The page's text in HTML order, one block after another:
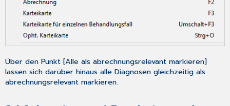
bei
Verwendung
der
Update-
Für
alle
Installationsarten:
Über den Punkt [Alle als abrechnungsrelevant markieren]
lassen sich darüber hinaus alle Diagnosen gleichzeitig als
abrechnungsrelevant markieren.